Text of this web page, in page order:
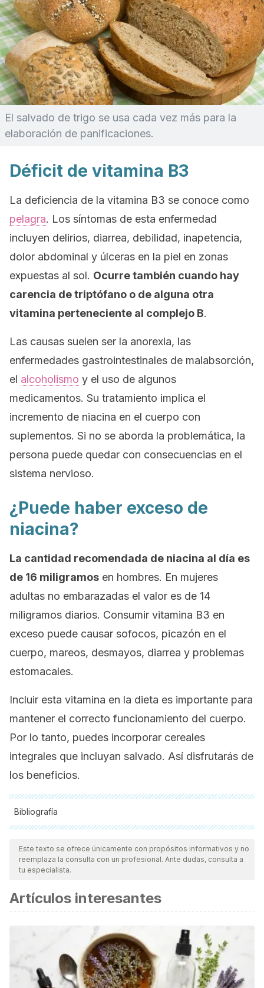
El salvado de trigo se usa cada vez más para la
elaboración de panificaciones.
Déficit de vitamina B3
La deficiencia de la vitamina B3 se conoce como
pelagra. Los síntomas de esta enfermedad
incluyen delirios, diarrea, debilidad, inapetencia,
dolor abdominal y úlceras en la piel en zonas
expuestas al sol. Ocurre también cuando hay
carencia de triptófano o de alguna otra
vitamina perteneciente al complejo B.
Las causas suelen ser la anorexia, las
enfermedades gastrointestinales de malabsorción,
el alcoholismo y el uso de algunos
medicamentos. Su tratamiento implica el
incremento de niacina en el cuerpo con
suplementos. Si no se aborda la problemática, la
persona puede quedar con consecuencias en el
sistema nervioso.
¿Puede haber exceso de
niacina?
La cantidad recomendada de niacina al día es
de 16 miligramos en hombres. En mujeres
adultas no embarazadas el valor es de 14
miligramos diarios. Consumir vitamina B3 en
exceso puede causar sofocos, picazón en el
cuerpo, mareos, desmayos, diarrea y problemas
estomacales.
Incluir esta vitamina en la dieta es importante para
mantener el correcto funcionamiento del cuerpo.
Por lo tanto, puedes incorporar cereales
integrales que incluyan salvado. Así disfrutarás de
los beneficios.
Bibliografía
Todas las fuentes citadas fueron revisadas a profundidad por
nuestro equipo, para asegurar su calidad, confiabilidad,
vigencia y validez.La bibliografía de este artículo fue
científica.
USDA. Chicken, broiler or fryers, breast, skinless,
boneless, meat only, cooked, grilled. 4/1/2019. Disponible
https://fdc.nal.usda.gov/fdc-app.html#/food-
details/171534/nutrients
NIH. Niacina. 2019. Disponible en
Este texto se ofrece únicamente con propósitos informativos y no
reemplaza la consulta con un profesional. Ante dudas, consulta a
tu especialista.
Artículos interesantes